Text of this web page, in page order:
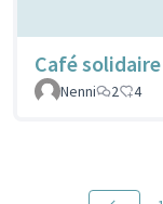
Café solidaire
Nenni
2 4